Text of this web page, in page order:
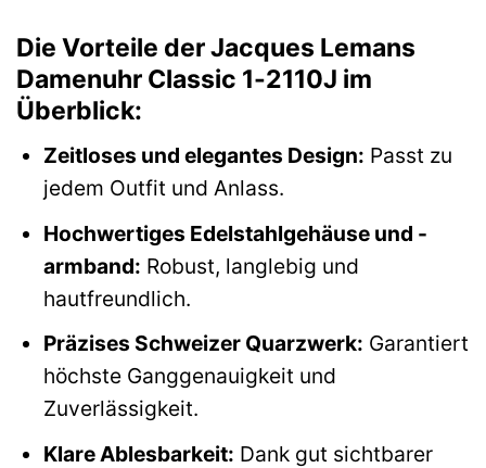
Die Vorteile der Jacques Lemans
Damenuhr Classic 1-2110J im
Überblick:
Zeitloses und elegantes Design: Passt zu
jedem Outfit und Anlass.
Hochwertiges Edelstahlgehäuse und -
armband: Robust, langlebig und
hautfreundlich.
Präzises Schweizer Quarzwerk: Garantiert
höchste Ganggenauigkeit und
Zuverlässigkeit.
Klare Ablesbarkeit: Dank gut sichtbarer